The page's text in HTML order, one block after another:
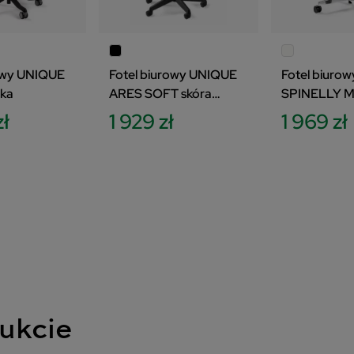
UNIQUE
Fotel biurowy UNIQUE
ARES SOFT skóra
naturalna
1 929 zł
Fotel
SPINELLY M
1 969 zł